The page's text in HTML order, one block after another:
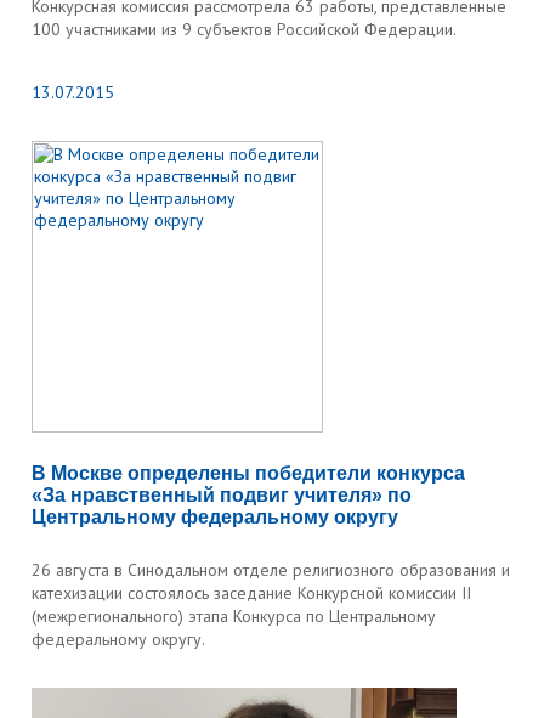
Конкурсная комиссия рассмотрела 63 работы, представленные
100 участниками из 9 субъектов Российской Федерации.
13.07.2015
В Москве определены победители конкурса
«За нравственный подвиг учителя» по
Центральному федеральному округу
26 августа в Синодальном отделе религиозного образования и
катехизации состоялось заседание Конкурсной комиссии II
(межрегионального) этапа Конкурса по Центральному
федеральному округу.